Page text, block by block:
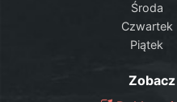
Środa
Czwartek
Piątek